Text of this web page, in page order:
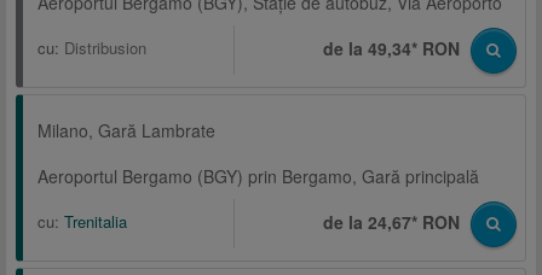
cu: Distribusion de la 49,34* RON
Milano, Gară Lambrate
Aeroportul Bergamo (BGY) prin Bergamo, Gară principală
cu: Trenitalia de la 24,67* RON